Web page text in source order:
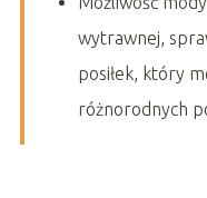
wytrawnej,
posiłek, który
różnorodnych